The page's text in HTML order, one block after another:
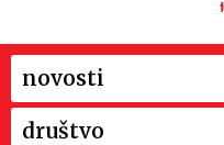
novosti
društvo